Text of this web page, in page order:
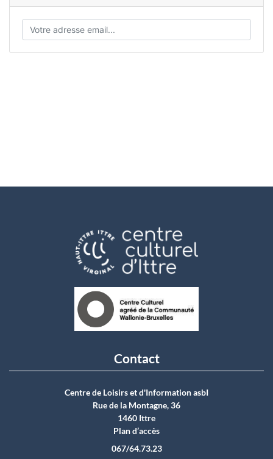
Contact
Centre de Loisirs et d'Information asbI
Rue de la Montagne, 36
1460 Ittre
Plan d’accès
067/64.73.23